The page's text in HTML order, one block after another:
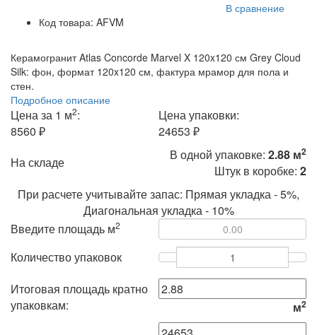
В сравнение
Код товара: AFVM
Керамогранит Atlas Concorde Marvel X 120x120 см Grey Cloud
Silk: фон, формат 120x120 см, фактура мрамор для пола и
стен.
Подробное описание
Цена за 1 м2:
8560 ₽
Цена упаковки:
24653 ₽
На складе
В одной упаковке: 2.88 м2
Штук в коробке: 2
При расчете учитывайте запас: Прямая укладка - 5%,
Диагональная укладка - 10%
Введите площадь м2
Количество упаковок
Итоговая площадь кратно
упаковкам:
м2